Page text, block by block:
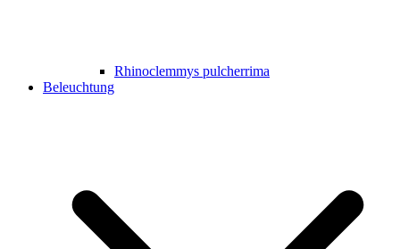
Rhinoclemmys pulcherrima
Beleuchtung